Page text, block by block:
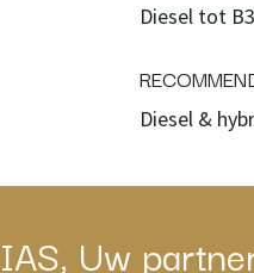
Diesel tot
Diesel &
IAS, Uw